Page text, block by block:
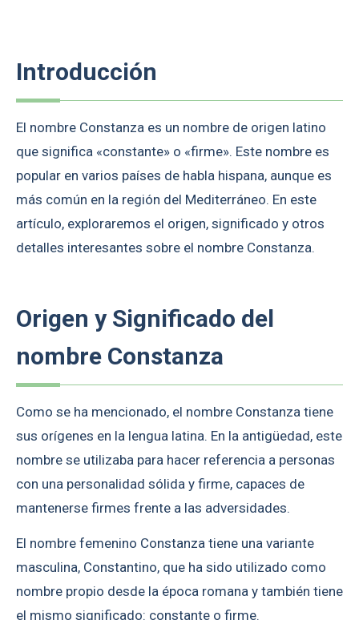
Introducción
El nombre Constanza es un nombre de origen latino
que significa «constante» o «firme». Este nombre es
popular en varios países de habla hispana, aunque es
más común en la región del Mediterráneo. En este
artículo, exploraremos el origen, significado y otros
detalles interesantes sobre el nombre Constanza.
Origen y Significado del
nombre Constanza
Como se ha mencionado, el nombre Constanza tiene
sus orígenes en la lengua latina. En la antigüedad, este
nombre se utilizaba para hacer referencia a personas
con una personalidad sólida y firme, capaces de
mantenerse firmes frente a las adversidades.
El nombre femenino Constanza tiene una variante
masculina, Constantino, que ha sido utilizado como
nombre propio desde la época romana y también tiene
el mismo significado: constante o firme.